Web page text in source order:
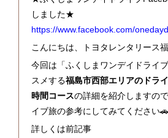
しました★
https://www.facebook.com/
こんにちは、トヨタレンタリース
今回は「ふくしまワンデイドライ
スメする福島市西部エリアのドラ
時間コースの詳細を紹介しますの
イブ旅の参考にしてみてください🚗
詳しくは前記事